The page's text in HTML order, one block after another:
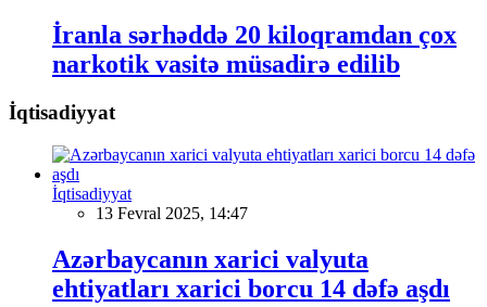
İranla sərhəddə 20 kiloqramdan çox
narkotik vasitə müsadirə edilib
İqtisadiyyat
İqtisadiyyat
13 Fevral 2025, 14:47
Azərbaycanın xarici valyuta
ehtiyatları xarici borcu 14 dəfə aşdı